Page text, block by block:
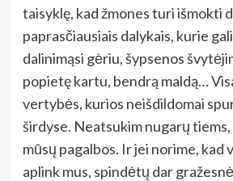
taisyklę, kad žmones turi išmokti
paprasčiausiais dalykais, kurie
dalinimąsi gėriu, šypsenos
popietę kartu, bendrą maldą…
vertybės, kurios neišdildomai
širdyse. Neatsukim nugarų
mūsų pagalbos. Ir jei norime, kad
aplink mus, spindėtų dar